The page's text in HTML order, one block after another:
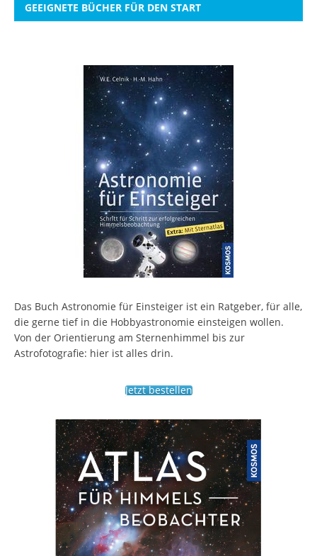
GEEIGNETE BÜCHER FÜR DEN START
Das Buch Astronomie für Einsteiger ist ein Ratgeber, für alle,
die gerne tief in die Hobbyastronomie einsteigen wollen.
Von der Orientierung am Sternenhimmel bis zur
Astrofotografie: hier ist alles drin.
Jetzt bestellen